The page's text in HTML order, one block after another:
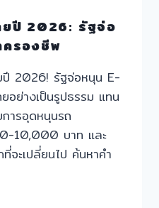
ยปี 2026: รัฐจ่อ
รองชีพ
ปี 2026! รัฐจ่อหนุน E-
อย่างเป็นรูปธรรม แทน
ารอุดหนุนรถ
10,000 บาท และ
จะเปลี่ยนไป ค้นหาคำ